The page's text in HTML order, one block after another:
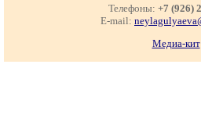
Телефоны: +7 (926)
E-mail:
Медиа-кит